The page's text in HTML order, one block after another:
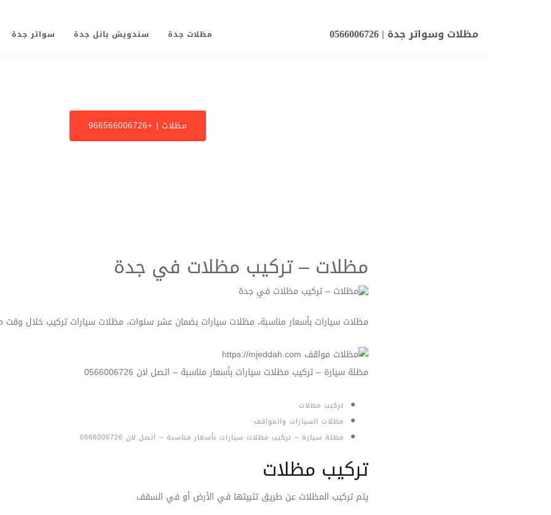
مظلات وسواتر جدة | 0566006726 مظلات جدة سندويش بانل جدة سواتر جدة
مظلات | +966566006726
مظلات – تركيب مظلات في جدة
مظلات سيارات بأسعار مناسبة، مظلات سيارات بضمان عشر سنوات، مظلات سيارات تركيب خلال وقت
مظلة سيارة – تركيب مظلات سيارات بأسعار مناسبة – اتصل لان 0566006726
تركيب مظلات
مظلات السيارات والمواقف
مظلة سيارة – تركيب مظلات سيارات بأسعار مناسبة – اتصل لان 0566006726
تركيب مظلات
يتم تركيب المظلات عن طريق تثبيتها في الأرض أو في السقف